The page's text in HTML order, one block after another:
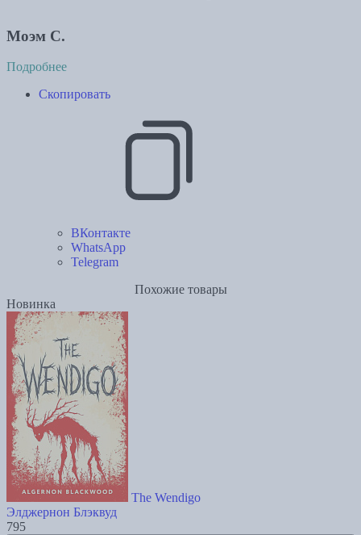
Моэм С.
Подробнее
Скопировать
ВКонтакте
WhatsApp
Telegram
Похожие товары
Новинка
The Wendigo
Элджернон Блэквуд
795